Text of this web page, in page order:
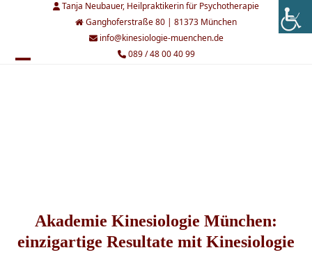
Tanja Neubauer, Heilpraktikerin für Psychotherapie
Ganghoferstraße 80 | 81373 München
info@kinesiologie-muenchen.de
089 / 48 00 40 99
Akademie Kinesiologie München:
einzigartige Resultate mit Kinesiologie